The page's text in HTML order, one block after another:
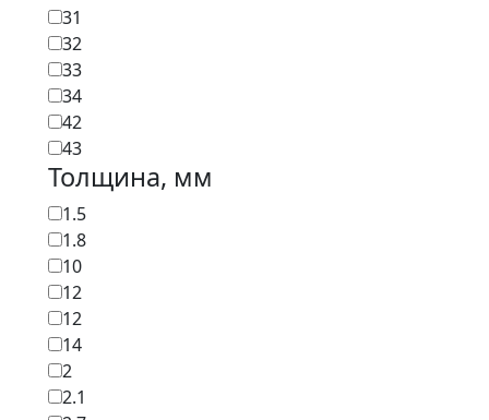
31
32
33
34
42
43
Толщина, мм
1.5
1.8
10
12
12
14
2
2.1